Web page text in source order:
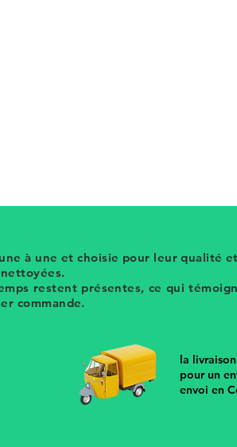
à une et choisie pour leur qualité
restent présentes, ce qui
commande.
la
pour un
envoi en